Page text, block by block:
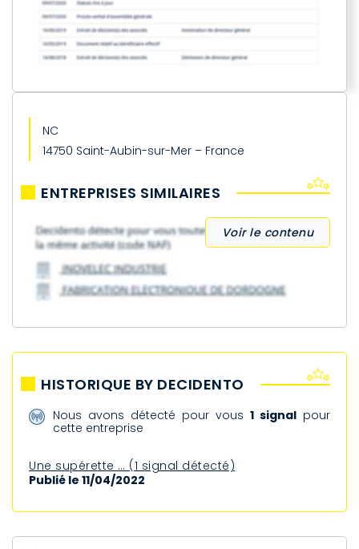
NC
14750 Saint-Aubin-sur-Mer – France
ENTREPRISES SIMILAIRES
Voir le contenu
HISTORIQUE BY DECIDENTO
Nous avons détecté pour vous 1 signal pour
cette entreprise
Une supérette … (1 signal détecté)
Publié le 11/04/2022